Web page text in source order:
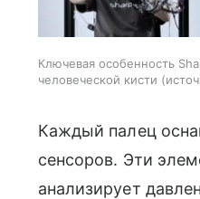
Ключевая особенность
человеческой кисти
Каждый палец
сенсоров. Эти
анализирует